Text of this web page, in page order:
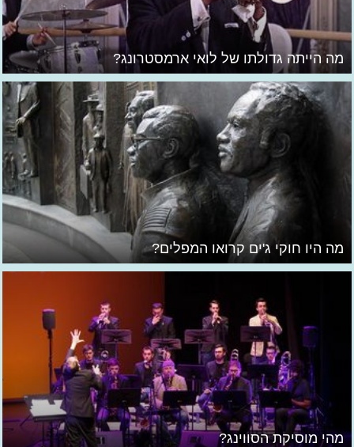
מה הייתה גדולתו של לואי ארמסטרונג?
מה היו חוקי ג'ים קרואו המפלים?
מהי מוסיקת הסווינג?